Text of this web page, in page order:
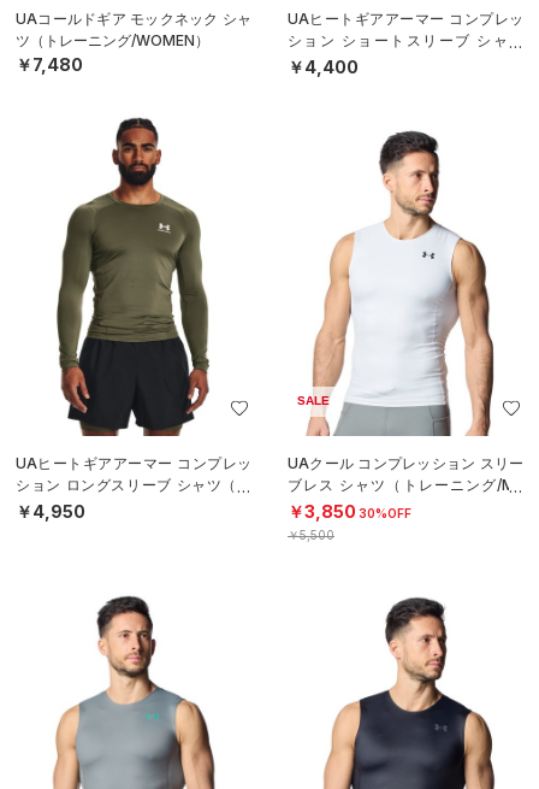
UAコールドギア モックネック シャ
ツ（トレーニング/WOMEN）
￥7,480
UAヒートギアアーマー コンプレッ
ション ショートスリーブ シャツ
（トレーニング/MEN）
￥4,400
UAヒートギアアーマー コンプレッ
ション ロングスリーブ シャツ（ト
レーニング/MEN）
￥4,950
SALE
UAクール コンプレッション スリー
ブレス シャツ（トレーニング/ME
N）
￥3,850 30%OFF
￥5,500